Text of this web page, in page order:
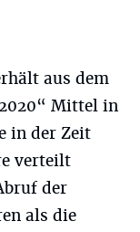
aus dem
Mittel in
in der Zeit
verteilt
der
als die